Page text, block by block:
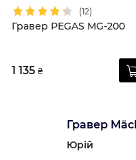
(12)
Гравер PEGAS MG-200
1 135 ₴
Гравер
Юрій